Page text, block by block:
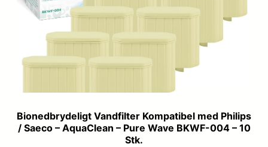
Bionedbrydeligt Vandfilter Kompatibel med Philips
/ Saeco – AquaClean – Pure Wave BKWF-004 – 10
Stk.